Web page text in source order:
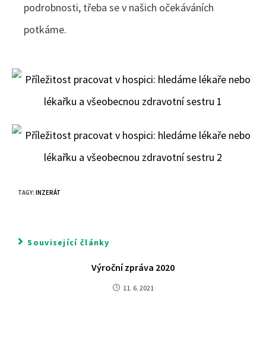
podrobnosti, třeba se v našich očekáváních
potkáme.
TAGY: INZERÁT
Související články
Výroční zpráva 2020
11. 6. 2021